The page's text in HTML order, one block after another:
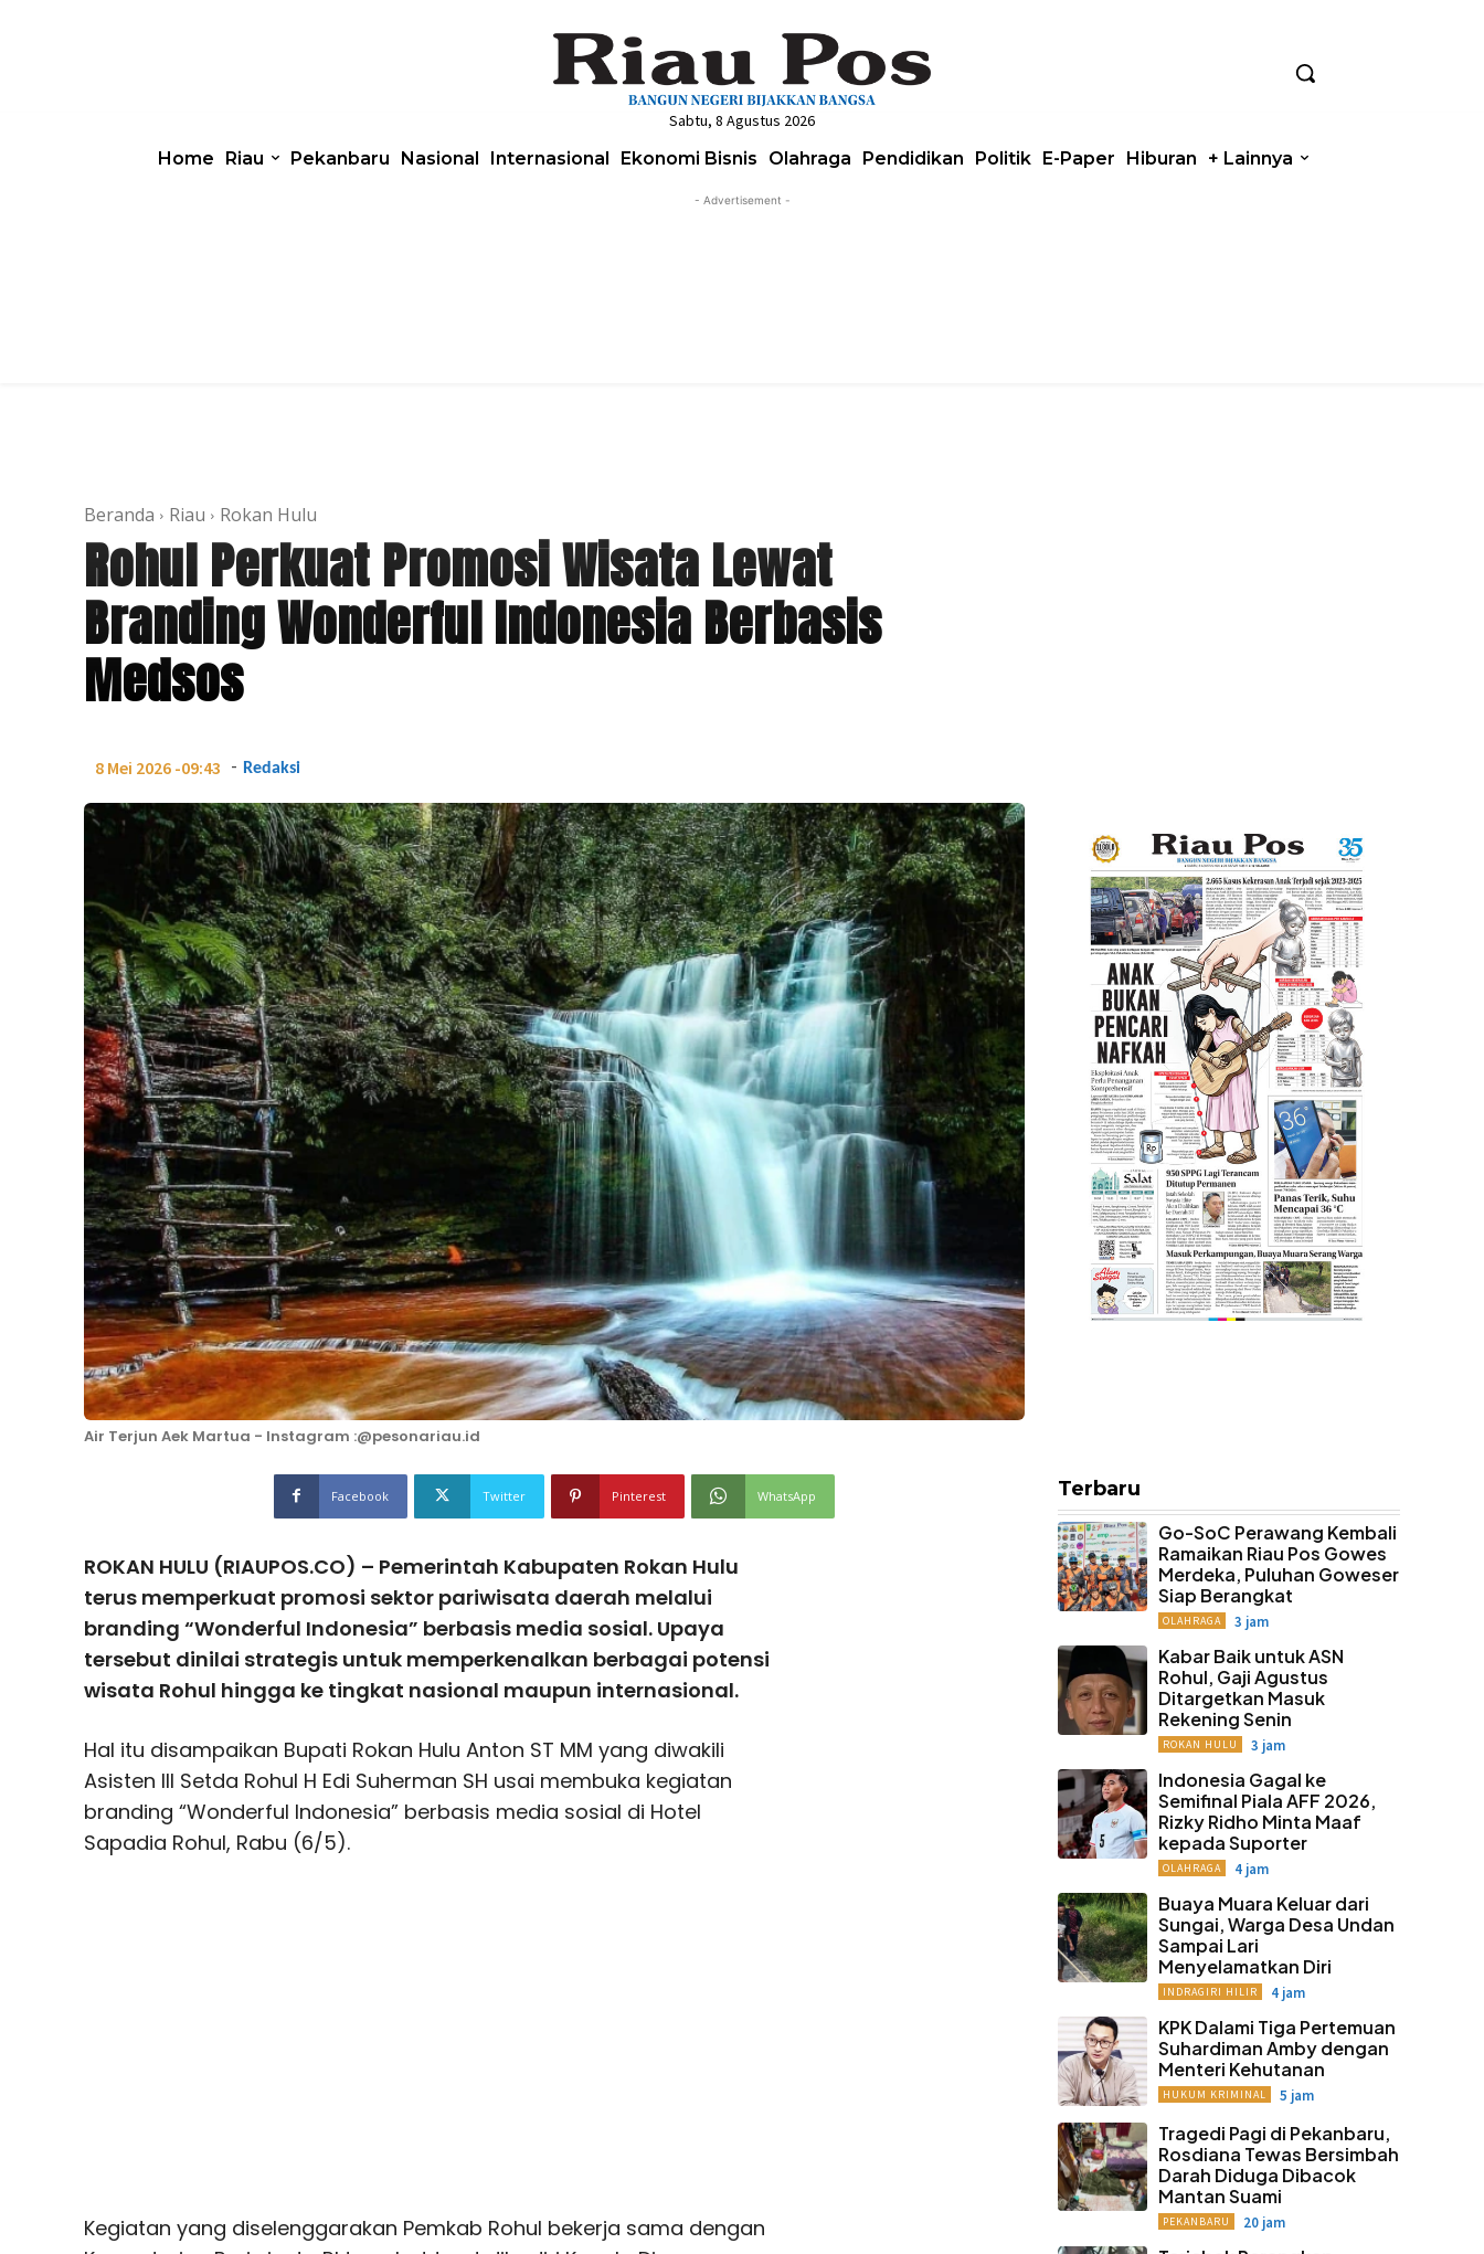
Sabtu, 8 Agustus 2026
Home Riau Pekanbaru Nasional Internasional Ekonomi Bisnis Olahraga Pendidikan Politik E-Paper Hiburan + Lainnya
- Advertisement -
Beranda Riau Rokan Hulu
Rohul Perkuat Promosi Wisata Lewat
Branding Wonderful Indonesia Berbasis
Medsos
8 Mei 2026 -09:43 - Redaksi
Air Terjun Aek Martua - Instagram :@pesonariau.id
Facebook Twitter Pinterest WhatsApp
ROKAN HULU (RIAUPOS.CO) – Pemerintah Kabupaten Rokan Hulu
terus memperkuat promosi sektor pariwisata daerah melalui
branding “Wonderful Indonesia” berbasis media sosial. Upaya
tersebut dinilai strategis untuk memperkenalkan berbagai potensi
wisata Rohul hingga ke tingkat nasional maupun internasional.
Hal itu disampaikan Bupati Rokan Hulu Anton ST MM yang diwakili
Asisten III Setda Rohul H Edi Suherman SH usai membuka kegiatan
branding “Wonderful Indonesia” berbasis media sosial di Hotel
Sapadia Rohul, Rabu (6/5).
Kegiatan yang diselenggarakan Pemkab Rohul bekerja sama dengan
Terbaru
Go-SoC Perawang Kembali
Ramaikan Riau Pos Gowes
Merdeka, Puluhan Goweser
Siap Berangkat
OLAHRAGA 3 jam
Kabar Baik untuk ASN
Rohul, Gaji Agustus
Ditargetkan Masuk
Rekening Senin
ROKAN HULU 3 jam
Indonesia Gagal ke
Semifinal Piala AFF 2026,
Rizky Ridho Minta Maaf
kepada Suporter
OLAHRAGA 4 jam
Buaya Muara Keluar dari
Sungai, Warga Desa Undan
Sampai Lari
Menyelamatkan Diri
INDRAGIRI HILIR 4 jam
KPK Dalami Tiga Pertemuan
Suhardiman Amby dengan
Menteri Kehutanan
HUKUM KRIMINAL 5 jam
Tragedi Pagi di Pekanbaru,
Rosdiana Tewas Bersimbah
Darah Diduga Dibacok
Mantan Suami
PEKANBARU 20 jam